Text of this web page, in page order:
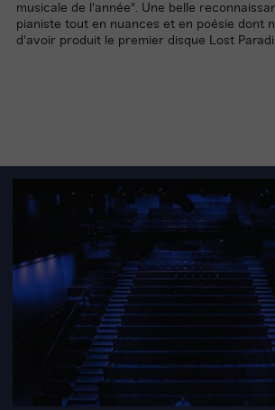
musicale de l'année". Une belle
pianiste tout en nuances et en poésie dont
d'avoir produit le premier disque Lost